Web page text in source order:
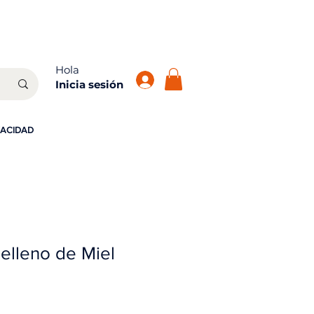
Hola
Inicia sesión
de Miel